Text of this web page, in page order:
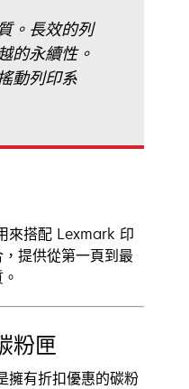
。長效的列
的永續性。
動列印系
來搭配 Lexmark 印
提供從第一頁到最
粉匣
擁有折扣優惠的碳粉